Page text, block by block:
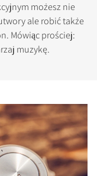
możesz nie
ale robić także
Mówiąc prościej:
muzykę.